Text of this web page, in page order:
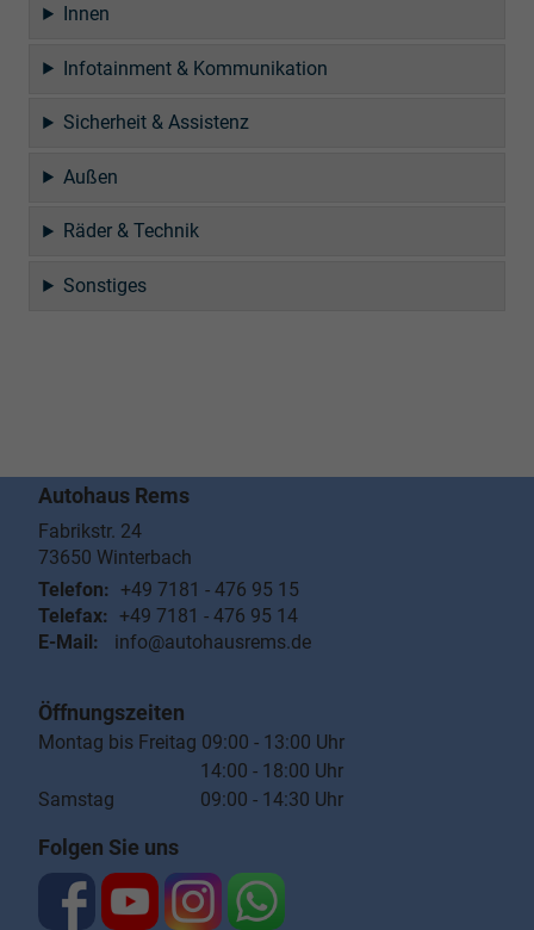
Innen
Infotainment & Kommunikation
Sicherheit & Assistenz
Außen
Räder & Technik
Sonstiges
Autohaus Rems
Fabrikstr. 24
73650 Winterbach
Telefon: +49 7181 - 476 95 15
Telefax: +49 7181 - 476 95 14
E-Mail:
info@autohausrems.de
Öffnungszeiten
Montag bis Freitag 09:00 - 13:00 Uhr
14:00 - 18:00 Uhr
Samstag 09:00 - 14:30 Uhr
Folgen Sie uns